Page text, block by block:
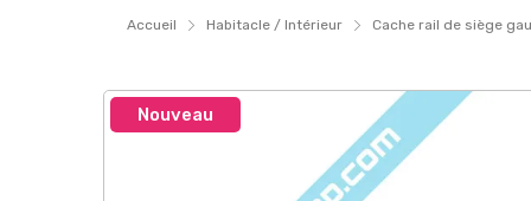
Accueil Habitacle / Intérieur Cache rail de siège
Nouveau